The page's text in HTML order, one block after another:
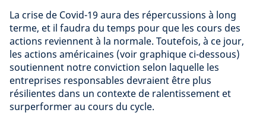
La crise de Covid-19 aura des répercussions à long
terme, et il faudra du temps pour que les cours des
actions reviennent à la normale. Toutefois, à ce jour,
les actions américaines (voir graphique ci-dessous)
soutiennent notre conviction selon laquelle les
entreprises responsables devraient être plus
résilientes dans un contexte de ralentissement et
surperformer au cours du cycle.